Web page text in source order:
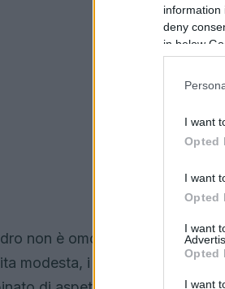
information
deny
in below
I want
Opted
I want
Opted
I want
Opted
I want
non è omogeneo: mentre i
modesta, i costi medi